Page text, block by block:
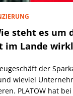
steht es um
im Lande
der
wieviel
PLATOW hat